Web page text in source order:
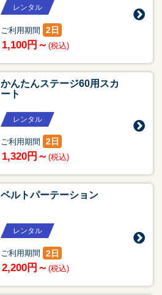
レンタル
ご利用期間 2日
1,100円～ (税込)
かんたんステージ60用スカ
ート
レンタル
ご利用期間 2日
1,320円～ (税込)
ベルトパーテーション
レンタル
ご利用期間 2日
2,200円～ (税込)